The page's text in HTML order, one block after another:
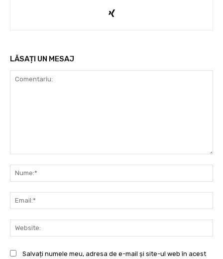
LĂSAȚI UN MESAJ
Salvați numele meu, adresa de e-mail și site-ul web în acest